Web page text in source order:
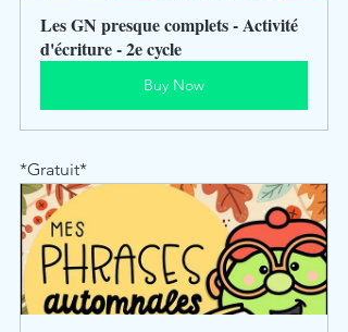
Les GN presque complets - Activité
d'écriture - 2e cycle
Buy Now
*Gratuit*